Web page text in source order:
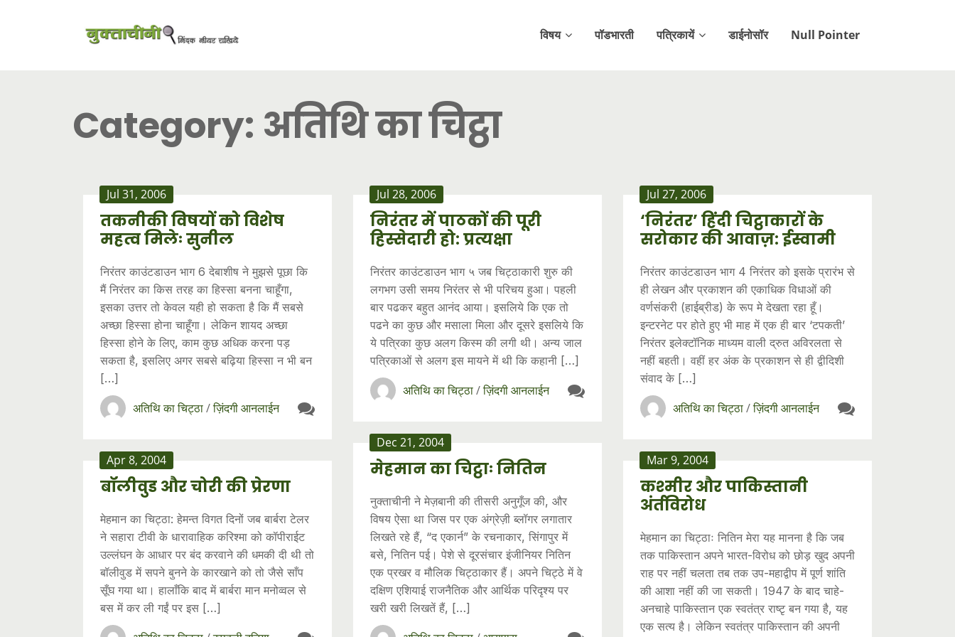
विषय पॉडभारती पत्रिकायें डाईनोसॉर Null Pointer
Category: अतिथि का चिट्ठा
Jul 31, 2006
तकनीकी विषयों को विशेष
महत्व मिलेः सुनील
निरंतर काउंटडाउन भाग 6 देबाशीष ने मुझसे पूछा कि
मैं निरंतर का किस तरह का हिस्सा बनना चाहूँगा,
इसका उत्तर तो केवल यही हो सकता है कि मैं सबसे
अच्छा हिस्सा होना चाहूँगा। लेकिन शायद अच्छा
हिस्सा होने के लिए, काम कुछ अधिक करना पड़
सकता है, इसलिए अगर सबसे बढ़िया हिस्सा न भी बन
[…]
अतिथि का चिट्ठा/ज़िंदगी आनलाईन
Jul 28, 2006
निरंतर में पाठकों की पूरी
हिस्सेदारी हो: प्रत्यक्षा
निरंतर काउंटडाउन भाग ५ जब चिट्ठाकारी शुरु की
लगभग उसी समय निरंतर से भी परिचय हुआ। पहली
बार पढकर बहुत आनंद आया। इसलिये कि एक तो
पढने का कुछ और मसाला मिला और दूसरे इसलिये कि
ये पत्रिका कुछ अलग किस्म की लगी थी। अन्य जाल
पत्रिकाओं से अलग इस मायने में थी कि कहानी […]
अतिथि का चिट्ठा/ज़िंदगी आनलाईन
Jul 27, 2006
‘निरंतर’ हिंदी चिट्ठाकारों के
सरोकार की आवाज़: ईस्वामी
निरंतर काउंटडाउन भाग 4 निरंतर को इसके प्रारंभ से
ही लेखन और प्रकाशन की एकाधिक विधाओं की
वर्णसंकरी (हाईब्रीड) के रूप मे देखता रहा हूँ।
इन्टरनेट पर होते हुए भी माह में एक ही बार ‘टपकती’
निरंतर इलेक्टॉनिक माध्यम वाली द्रुत अविरलता से
नहीं बहती। वहीं हर अंक के प्रकाशन से ही द्वीदिशी
संवाद के […]
अतिथि का चिट्ठा/ज़िंदगी आनलाईन
Dec 21, 2004
मेहमान का चिट्ठाः नितिन
नुक्ताचीनी ने मेज़बानी की तीसरी अनुगूँज की, और
विषय ऐसा था जिस पर एक अंग्रेज़ी ब्लॉगर लगातार
लिखते रहे हैं, “द एकार्न” के रचनाकार, सिंगापुर में
बसे, नितिन पई। पेशे से दूरसंचार इंजीनियर नितिन
एक प्रखर व मौलिक चिट्ठाकार हैं। अपने चिट्ठे में वे
दक्षिण‍ एशियाई राजनैतिक और आर्थिक परिदृश्य पर
खरी खरी लिखतें हैं, […]
Apr 8, 2004
बॉलीवुड और चोरी की प्रेरणा
मेहमान का चिट्ठा: हेमन्त विगत दिनों जब बार्बरा टेलर
ने सहारा टीवी के धारावाहिक करिश्मा को कॉपीराईट
उल्लंघन के आधार पर बंद करवाने की धमकी दी थी तो
बॉलीवुड में सपने बुनने के कारखाने को तो जैसे साँप
सूँघ गया था। हालाँकि बाद में बार्बरा मान‍ मनोव्वल से
बस में कर ली गईं पर इस […]
Mar 9, 2004
कश्मीर और पाकिस्तानी
अंर्तविरोध
मेहमान का चिट्ठाः नितिन मेरा यह मानना है कि जब
तक पाकिस्तान अपने भारत-विरोध को छोड़ खुद अपनी
राह पर नहीं चलता तब तक उप-महाद्वीप में पूर्ण शांति
की आशा नहीं की जा सकती। 1947 के बाद चाहे-
अनचाहे पाकिस्तान एक स्वतंत्र राष्टृ बन गया है, यह
एक सत्य है। लेकिन स्वतंत्र पाकिस्तान की अपनी